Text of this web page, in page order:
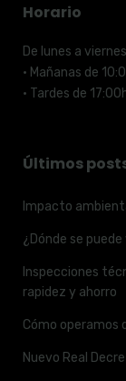
Horario
De lunes a
· Mañanas de
· Tardes de
Últimos
Impacto
¿Dónde se
Inspecciones
rapidez y ahorro
Cómo operamos
Nuevo Real